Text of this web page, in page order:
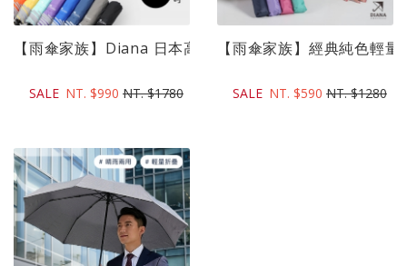
【雨傘家族】Diana 日本高機能大傘面省力快乾自動傘
SALE NT. $990 NT. $1780
【雨傘家族】經典純色輕
SALE NT. $590 NT. $1280